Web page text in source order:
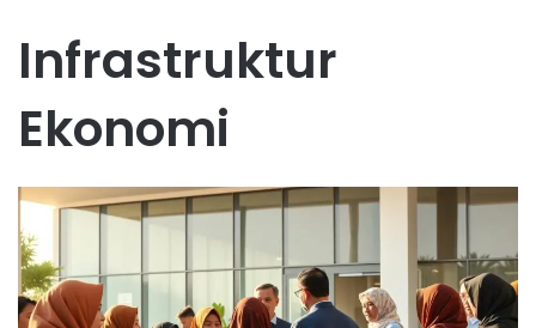
Infrastruktur
Ekonomi